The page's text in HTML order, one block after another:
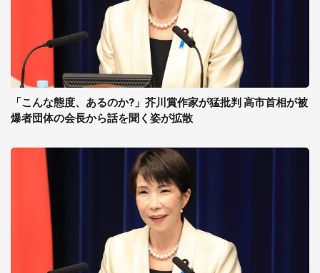
「こんな態度、あるのか?」芥川賞作家が猛批判 高市首相が被
爆者団体の会長から話を聞く姿が拡散